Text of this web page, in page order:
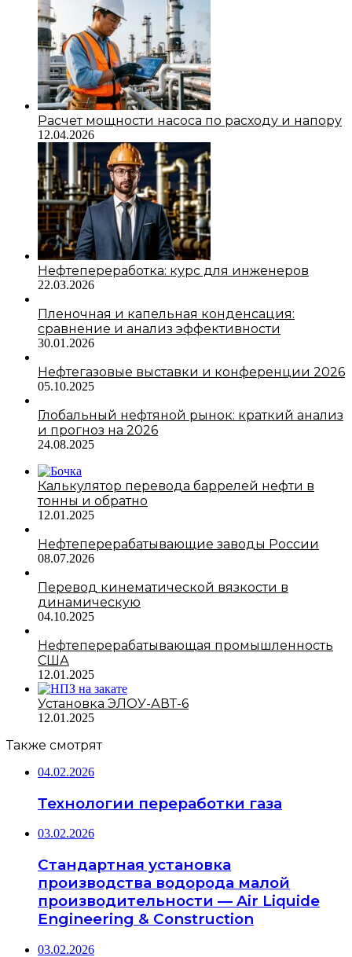
Расчет мощности насоса по расходу и напору
12.04.2026
Нефтепереработка: курс для инженеров
22.03.2026
Пленочная и капельная конденсация:
сравнение и анализ эффективности
30.01.2026
Нефтегазовые выставки и конференции 2026
05.10.2025
Глобальный нефтяной рынок: краткий анализ
и прогноз на 2026
24.08.2025
Калькулятор перевода баррелей нефти в
тонны и обратно
12.01.2025
Нефтеперерабатывающие заводы России
08.07.2026
Перевод кинематической вязкости в
динамическую
04.10.2025
Нефтеперерабатывающая промышленность
США
12.01.2025
Установка ЭЛОУ-АВТ-6
12.01.2025
Также смотрят
04.02.2026
Технологии переработки газа
03.02.2026
Стандартная установка
производства водорода малой
производительности — Air Liquide
Engineering & Construction
03.02.2026